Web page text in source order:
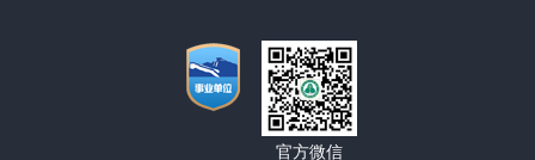
官方微信